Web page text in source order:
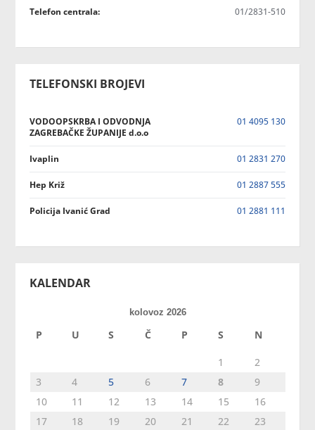
Telefon centrala: 01/2831-510
TELEFONSKI BROJEVI
VODOOPSKRBA I ODVODNJA
ZAGREBAČKE ŽUPANIJE d.o.o
01 4095 130
Ivaplin 01 2831 270
Hep Križ 01 2887 555
Policija Ivanić Grad 01 2881 111
KALENDAR
kolovoz 2026
P U S Č P S N
1
2
3
4 5 6 7 8
9
10
11 12 13 14 15
16
17
18 19 20 21 22
23